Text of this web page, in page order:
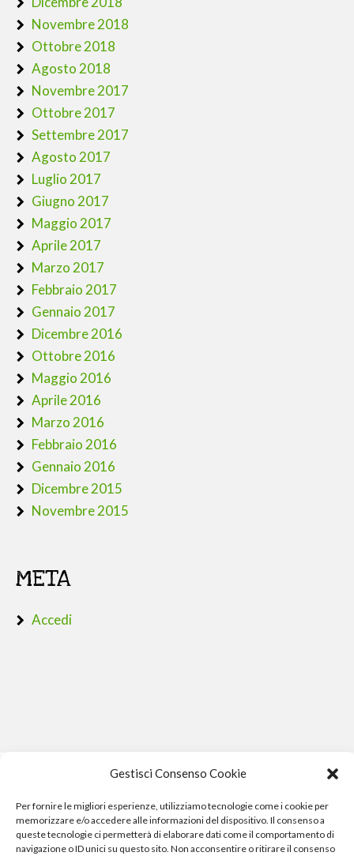
Gestisci Consenso Cookie
Per fornire le migliori esperienze, utilizziamo tecnologie come i cookie per
memorizzare e/o accedere alle informazioni del dispositivo. Il consenso a
queste tecnologie ci permetterà di elaborare dati come il comportamento di
navigazione o ID unici su questo sito. Non acconsentire o ritirare il consenso
Novembre 2018
Ottobre 2018
Agosto 2018
Novembre 2017
Ottobre 2017
Settembre 2017
Agosto 2017
Luglio 2017
Giugno 2017
Maggio 2017
Aprile 2017
Marzo 2017
Febbraio 2017
Gennaio 2017
Dicembre 2016
Ottobre 2016
Maggio 2016
Aprile 2016
Marzo 2016
Febbraio 2016
Gennaio 2016
Dicembre 2015
Novembre 2015
META
Accedi